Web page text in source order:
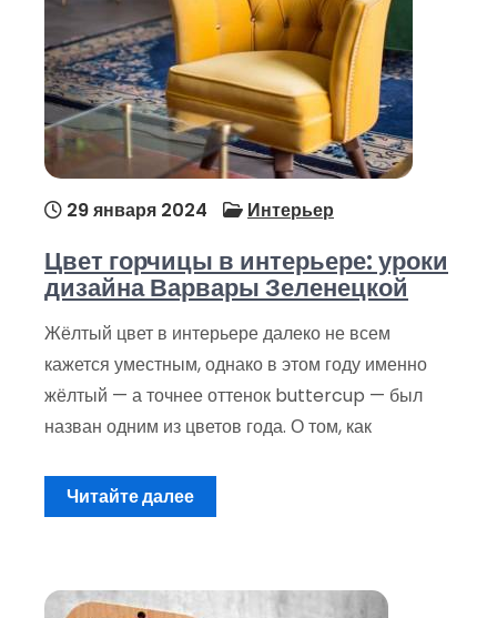
29 января 2024 Интерьер
Цвет горчицы в интерьере: уроки
дизайна Варвары Зеленецкой
Жёлтый цвет в интерьере далеко не всем
кажется уместным, однако в этом году именно
жёлтый — а точнее оттенок buttercup — был
назван одним из цветов года. О том, как
Читайте далее